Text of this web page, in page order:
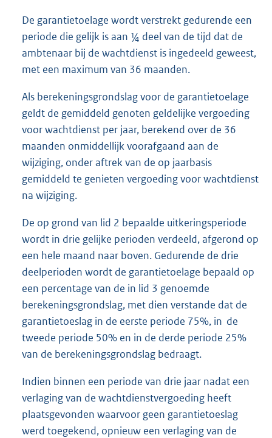
De garantietoelage wordt verstrekt gedurende een
periode die gelijk is aan ¼ deel van de tijd dat de
ambtenaar bij de wachtdienst is ingedeeld geweest,
met een maximum van 36 maanden.
Als berekeningsgrondslag voor de garantietoelage
geldt de gemiddeld genoten geldelijke vergoeding
voor wachtdienst per jaar, berekend over de 36
maanden onmiddellijk voorafgaand aan de
wijziging, onder aftrek van de op jaarbasis
gemiddeld te genieten vergoeding voor wachtdienst
na wijziging.
De op grond van lid 2 bepaalde uitkeringsperiode
wordt in drie gelijke perioden verdeeld, afgerond op
een hele maand naar boven. Gedurende de drie
deelperioden wordt de garantietoelage bepaald op
een percentage van de in lid 3 genoemde
berekeningsgrondslag, met dien verstande dat de
garantietoeslag in de eerste periode 75%, in de
tweede periode 50% en in de derde periode 25%
van de berekeningsgrondslag bedraagt.
Indien binnen een periode van drie jaar nadat een
verlaging van de wachtdienstvergoeding heeft
plaatsgevonden waarvoor geen garantietoeslag
werd toegekend, opnieuw een verlaging van de